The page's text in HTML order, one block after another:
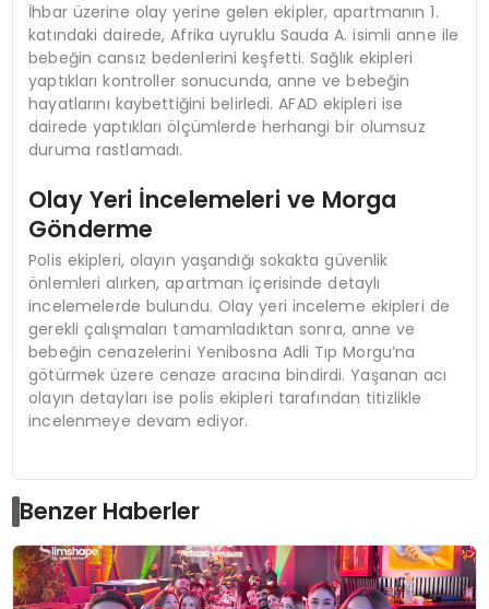
İhbar üzerine olay yerine gelen ekipler, apartmanın 1.
katındaki dairede, Afrika uyruklu Sauda A. isimli anne ile
bebeğin cansız bedenlerini keşfetti. Sağlık ekipleri
yaptıkları kontroller sonucunda, anne ve bebeğin
hayatlarını kaybettiğini belirledi. AFAD ekipleri ise
dairede yaptıkları ölçümlerde herhangi bir olumsuz
duruma rastlamadı.
Olay Yeri İncelemeleri ve Morga
Gönderme
Polis ekipleri, olayın yaşandığı sokakta güvenlik
önlemleri alırken, apartman içerisinde detaylı
incelemelerde bulundu. Olay yeri inceleme ekipleri de
gerekli çalışmaları tamamladıktan sonra, anne ve
bebeğin cenazelerini Yenibosna Adli Tıp Morgu’na
götürmek üzere cenaze aracına bindirdi. Yaşanan acı
olayın detayları ise polis ekipleri tarafından titizlikle
incelenmeye devam ediyor.
Benzer Haberler